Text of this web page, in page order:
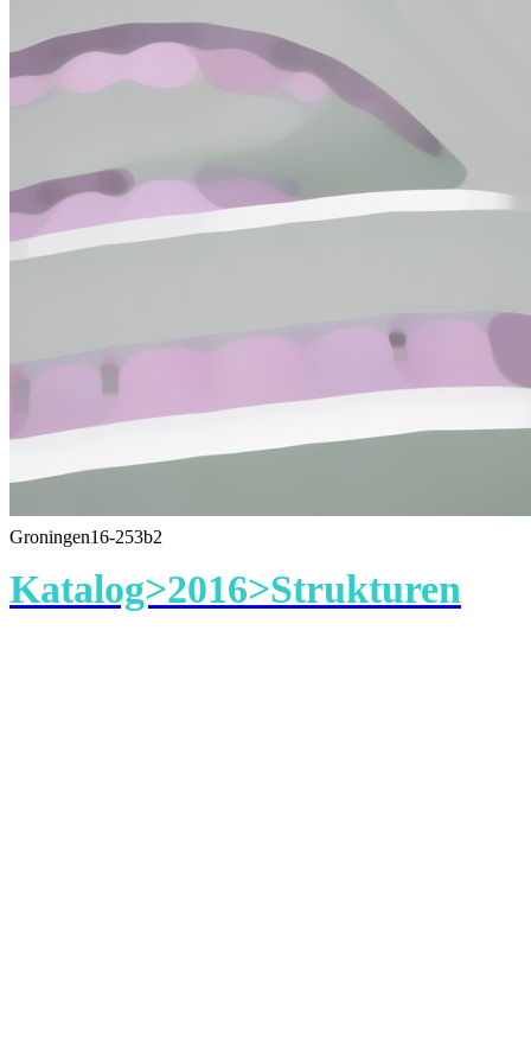
Groningen16-253b2
Katalog>2016>Strukturen